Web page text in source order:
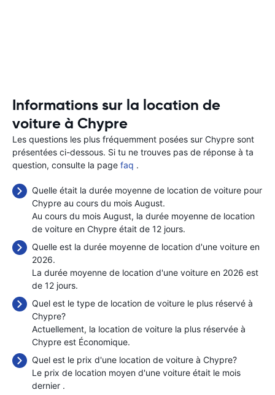
Informations sur la location de
voiture à Chypre
Les questions les plus fréquemment posées sur Chypre sont
présentées ci-dessous. Si tu ne trouves pas de réponse à ta
question, consulte la page faq .
Quelle était la durée moyenne de location de voiture pour
Chypre au cours du mois August.
Au cours du mois August, la durée moyenne de location
de voiture en Chypre était de 12 jours.
Quelle est la durée moyenne de location d'une voiture en
2026.
La durée moyenne de location d'une voiture en 2026 est
de 12 jours.
Quel est le type de location de voiture le plus réservé à
Chypre?
Actuellement, la location de voiture la plus réservée à
Chypre est Économique.
Quel est le prix d'une location de voiture à Chypre?
Le prix de location moyen d'une voiture était le mois
dernier .